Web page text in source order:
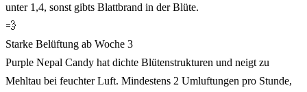
unter 1,4, sonst gibts Blattbrand in der Blüte.
💨
Starke Belüftung ab Woche 3
Purple Nepal Candy hat dichte Blütenstrukturen und neigt zu
Mehltau bei feuchter Luft. Mindestens 2 Umluftungen pro Stunde,